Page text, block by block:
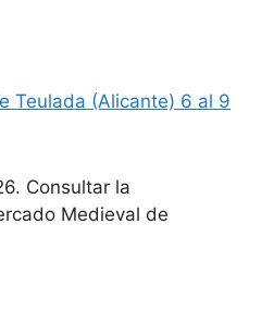
Teulada (Alicante) 6 al 9
Consultar la
Medieval de